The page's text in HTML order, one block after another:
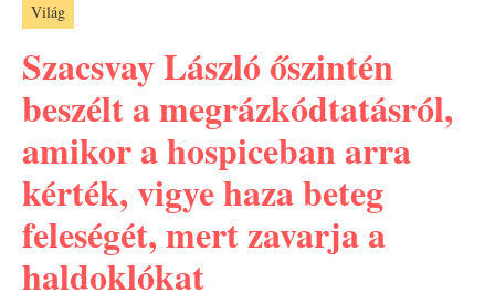
Világ
Szacsvay László őszintén
beszélt a megrázkódtatásról,
amikor a hospiceban arra
kérték, vigye haza beteg
feleségét, mert zavarja a
haldoklókat